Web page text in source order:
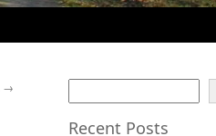
→
Recent Posts